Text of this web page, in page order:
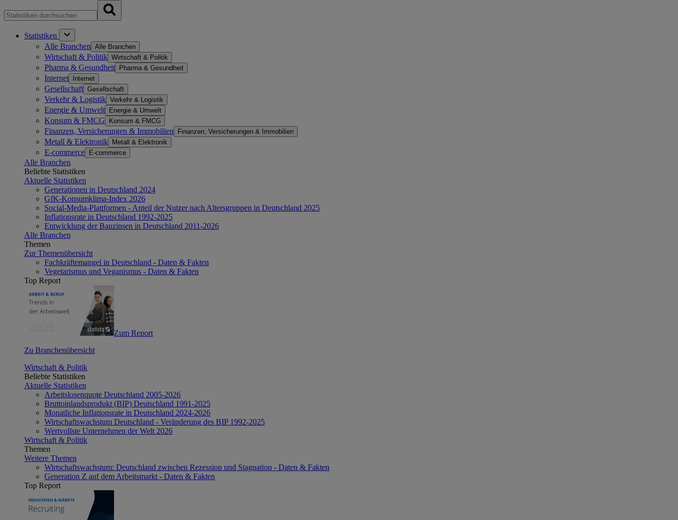
Statistiken
Alle Branchen Alle Branchen
Wirtschaft & Politik Wirtschaft & Politik
Pharma & Gesundheit Pharma & Gesundheit
Internet Internet
Gesellschaft Gesellschaft
Verkehr & Logistik Verkehr & Logistik
Energie & Umwelt Energie & Umwelt
Konsum & FMCG Konsum & FMCG
Finanzen, Versicherungen & Immobilien Finanzen, Versicherungen & Immobilien
Metall & Elektronik Metall & Elektronik
E-commerce E-commerce
Alle Branchen
Beliebte Statistiken
Aktuelle Statistiken
Generationen in Deutschland 2024
GfK-Konsumklima-Index 2026
Social-Media-Plattformen - Anteil der Nutzer nach Altersgruppen in Deutschland 2025
Inflationsrate in Deutschland 1992-2025
Entwicklung der Bauzinsen in Deutschland 2011-2026
Alle Branchen
Themen
Zur Themenübersicht
Fachkräftemangel in Deutschland - Daten & Fakten
Vegetarismus und Veganismus - Daten & Fakten
Top Report
Zum Report
Zu Branchenübersicht
Wirtschaft & Politik
Beliebte Statistiken
Aktuelle Statistiken
Arbeitslosenquote Deutschland 2005-2026
Bruttoinlandsprodukt (BIP) Deutschland 1991-2025
Monatliche Inflationsrate in Deutschland 2024-2026
Wirtschaftswachstum Deutschland - Veränderung des BIP 1992-2025
Wertvollste Unternehmen der Welt 2026
Wirtschaft & Politik
Themen
Weitere Themen
Wirtschaftswachstum: Deutschland zwischen Rezession und Stagnation - Daten & Fakten
Generation Z auf dem Arbeitsmarkt - Daten & Fakten
Top Report